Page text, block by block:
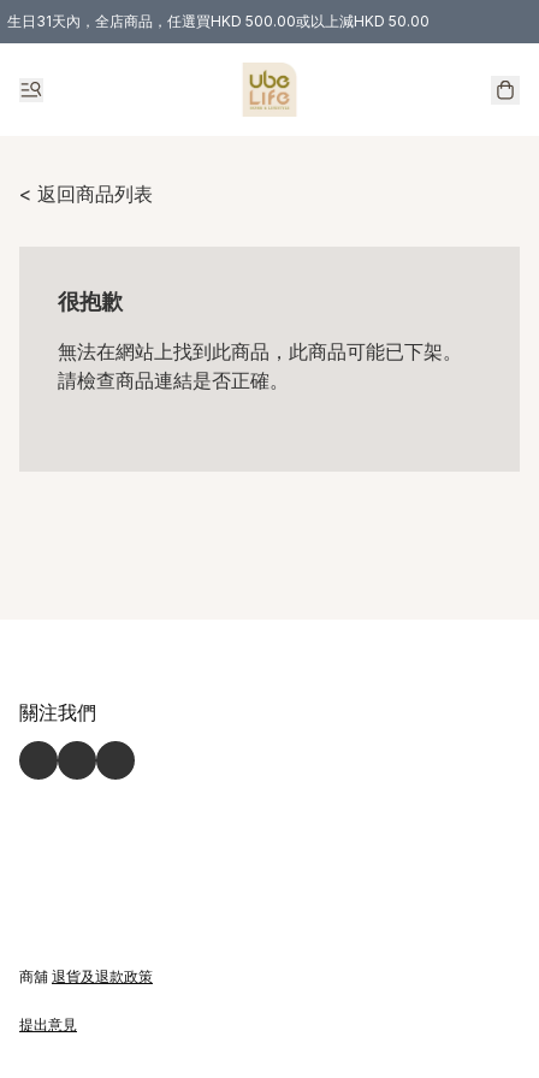
生日31天內，全店商品，任選買HKD 500.00或以上減HKD 50.00
購物滿 HKD 300.00即享免運費優惠！（適用於 特定的送貨方式 )
< 返回商品列表
很抱歉
無法在網站上找到此商品，此商品可能已下架。
請檢查商品連結是否正確。
關注我們
商舖 退貨及退款政策
提出意見